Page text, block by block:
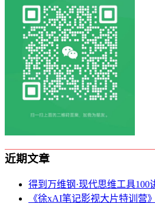
近期文章
得到万维钢·现代思维⼯具100
《徐xAI笔记影视大片特训营